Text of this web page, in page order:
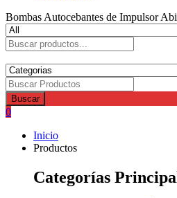
Bombas Autocebantes de Impulsor
Buscar
0
Inicio
Productos
Categorías